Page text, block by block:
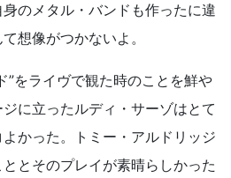
のメタル・バンドも作ったに違
想像がつかないよ。
”をライヴで観た時のことを鮮や
に立ったルディ・サーゾはとて
かった。トミー・アルドリッジ
とそのプレイが素晴らしかった